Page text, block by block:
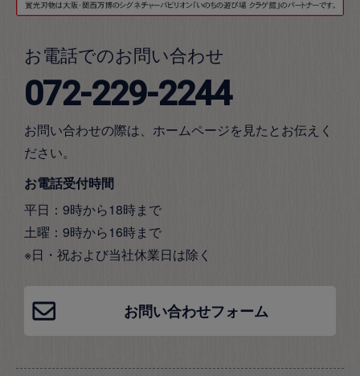
お電話でのお問い合わせ
072-229-2244
お問い合わせの際は、ホームページを見たとお伝えく
ださい。
お電話受付時間
平日：9時から18時まで
土曜：9時から16時まで
※日・祝および当社休業日は除く
お問い合わせフォーム